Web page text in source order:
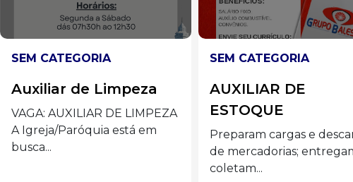
SEM CATEGORIA
AUXILIAR DE
ESTOQUE
Preparam cargas e descargas
de mercadorias; entregam e
SEM CATEGORIA
Auxiliar de Cozinha
Preferencialmente
acima de 40 anos com
disponibilidade de...